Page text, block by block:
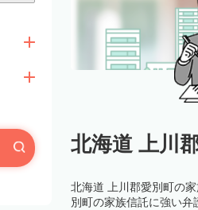
北海道 上川
北海道 上川郡愛別町の
別町の家族信託に強い